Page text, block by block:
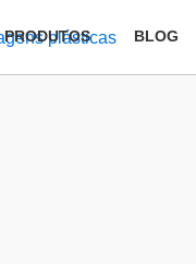
PRODUTOS BLOG